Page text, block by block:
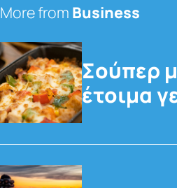
More from Business
Σούπερ
έτοιμα